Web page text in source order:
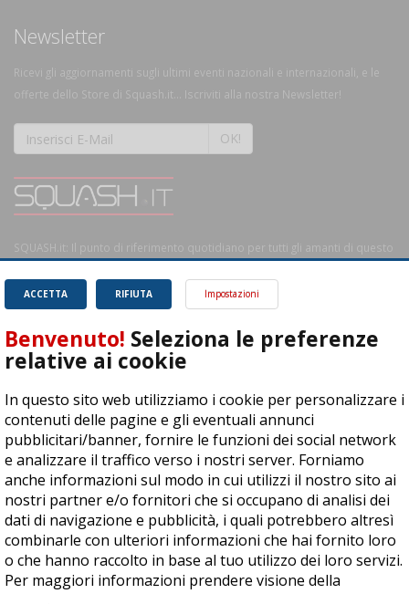
Newsletter
Ricevi gli aggiornamenti sugli ultimi eventi nazionali e internazionali, e le
offerte dello Store di Squash.it... Iscriviti alla nostra Newsletter!
OK!
SQUASH.it: Il punto di riferimento quotidiano per tutti gli amanti di questo
RIFIUTA
ACCETTA Impostazioni
Benvenuto! Seleziona le preferenze
relative ai cookie
In questo sito web utilizziamo i cookie per personalizzare i
contenuti delle pagine e gli eventuali annunci
pubblicitari/banner, fornire le funzioni dei social network
e analizzare il traffico verso i nostri server. Forniamo
anche informazioni sul modo in cui utilizzi il nostro sito ai
nostri partner e/o fornitori che si occupano di analisi dei
dati di navigazione e pubblicità, i quali potrebbero altresì
combinarle con ulteriori informazioni che hai fornito loro
o che hanno raccolto in base al tuo utilizzo dei loro servizi.
Per maggiori informazioni prendere visione della
04278030988
© Copyright 2015 | All Rights Reserved - Powered byDynDevice
Privacy Policy Cookie Policy Accessibilità Sitemap